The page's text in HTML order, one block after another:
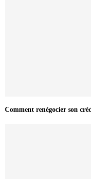
Comment renégocier son